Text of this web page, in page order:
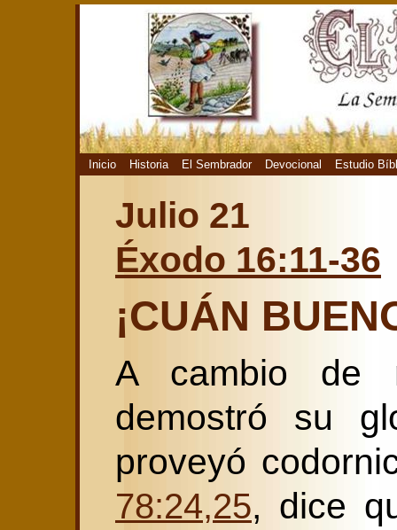
Inicio Historia El Sembrador Devocional Estudio
Julio 21
Éxodo 16:11-36
¡CUÁN
A cambio de
demostró su
proveyó
78:24,25, dice